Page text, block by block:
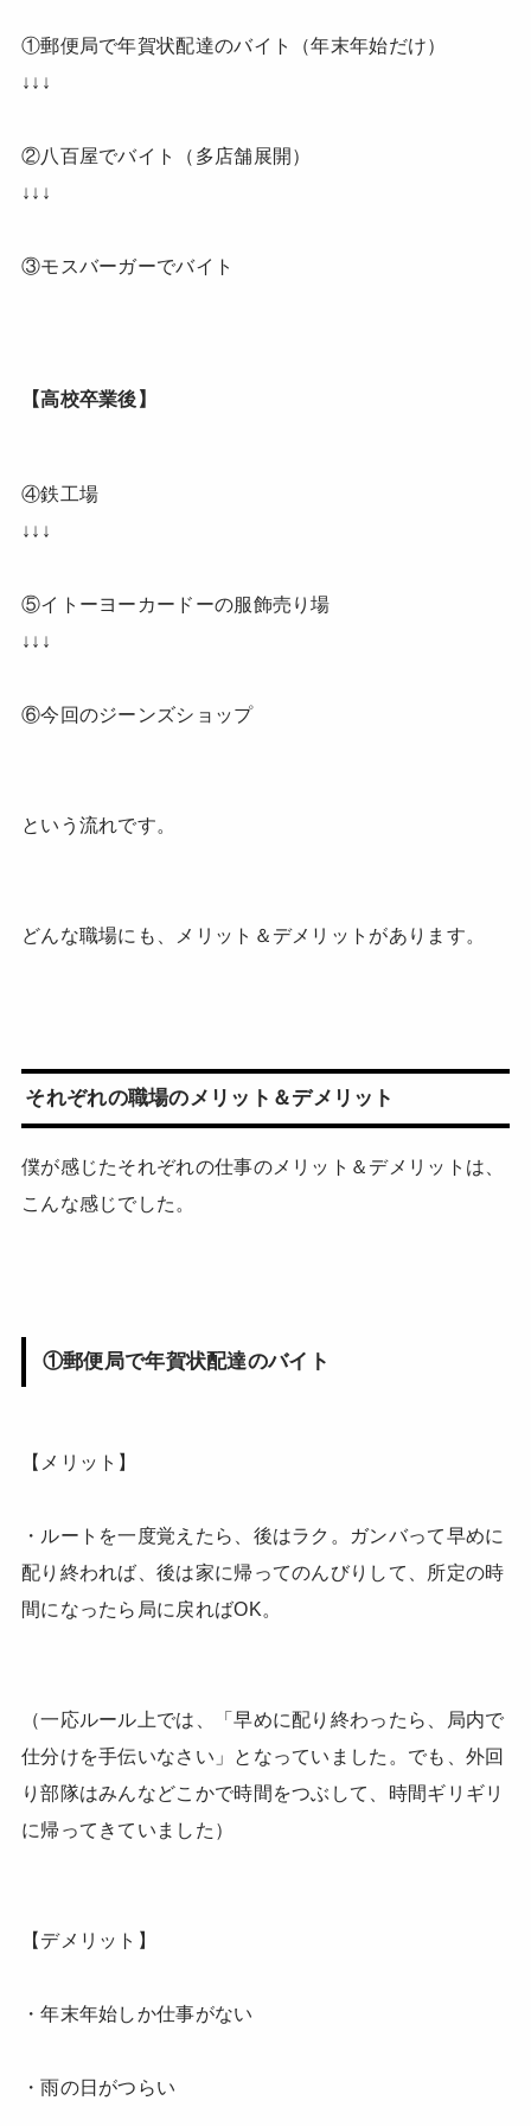
①郵便局で年賀状配達のバイト（年末年始だけ）
↓↓↓
②八百屋でバイト（多店舗展開）
↓↓↓
③モスバーガーでバイト
【高校卒業後】
④鉄工場
↓↓↓
⑤イトーヨーカードーの服飾売り場
↓↓↓
⑥今回のジーンズショップ
という流れです。
どんな職場にも、メリット＆デメリットがあります。
それぞれの職場のメリット＆デメリット
僕が感じたそれぞれの仕事のメリット＆デメリットは、
こんな感じでした。
①郵便局で年賀状配達のバイト
【メリット】
・ルートを一度覚えたら、後はラク。ガンバって早めに
配り終われば、後は家に帰ってのんびりして、所定の時
間になったら局に戻ればOK。
（一応ルール上では、「早めに配り終わったら、局内で
仕分けを手伝いなさい」となっていました。でも、外回
り部隊はみんなどこかで時間をつぶして、時間ギリギリ
に帰ってきていました）
【デメリット】
・年末年始しか仕事がない
・雨の日がつらい